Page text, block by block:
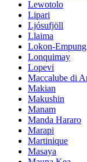
Lewotolo
Lipari
Ljósufjöll
Llaima
Lokon-Empung
Lonquimay
Lopevi
Maccalube di
Makian
Makushin
Manam
Manda Hararo
Marapi
Martinique
Masaya